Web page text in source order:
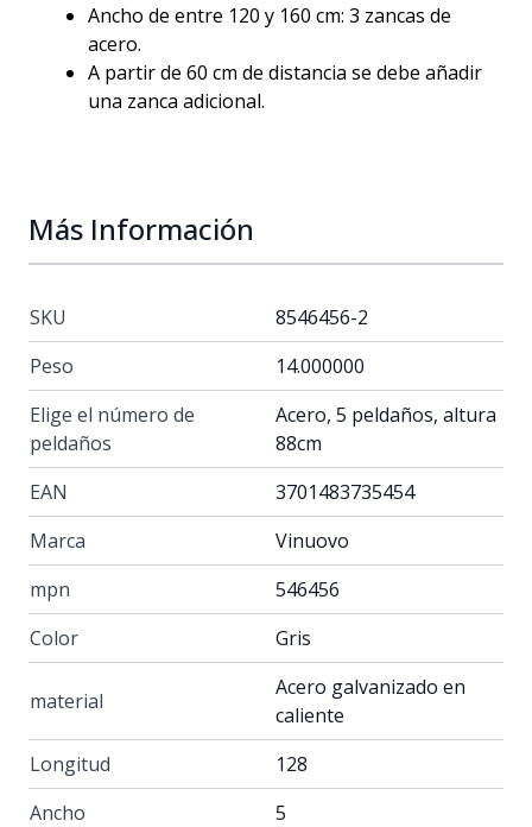
Ancho de entre 120 y 160 cm: 3 zancas de
acero.
A partir de 60 cm de distancia se debe añadir
una zanca adicional.
Más Información
SKU
8546456-2
Peso
14.000000
Elige el número de
peldaños
Acero, 5 peldaños, altura
88cm
EAN
3701483735454
Marca
Vinuovo
mpn
546456
Color
Gris
material
Acero galvanizado en
caliente
Longitud
128
Ancho
5